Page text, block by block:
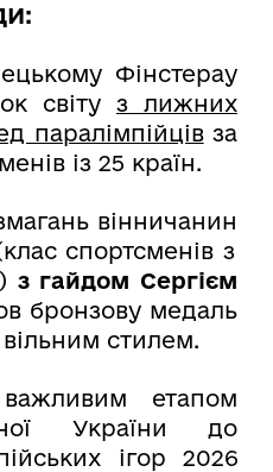
Фінстерау
світу з лижних
паралімпійцівза
із 25 країн.
вінничанин
спортсменів з
з гайдом Сергієм
бронзову медаль
стилем.
етапом
України до
ігор 2026